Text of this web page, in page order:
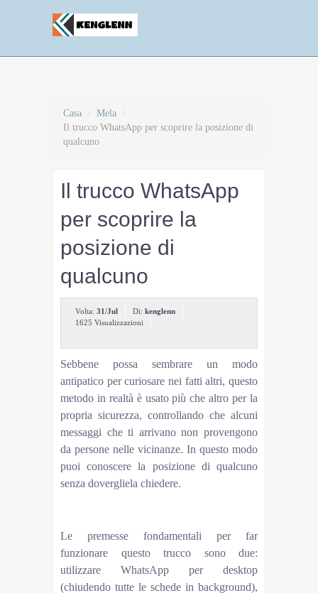
Casa / Mela /
Il trucco WhatsApp per scoprire la posizione di
qualcuno
Il trucco WhatsApp
per scoprire la
posizione di
qualcuno
Volta: 31/Jul Di: kenglenn
1625 Visualizzazioni
Sebbene possa sembrare un modo
antipatico per curiosare nei fatti altri, questo
metodo in realtà è usato più che altro per la
propria sicurezza, controllando che alcuni
messaggi che ti arrivano non provengono
da persone nelle vicinanze. In questo modo
puoi conoscere la posizione di qualcuno
senza dovergliela chiedere.
Le premesse fondamentali per far
funzionare questo trucco sono due:
utilizzare WhatsApp per desktop
(chiudendo tutte le schede in background),